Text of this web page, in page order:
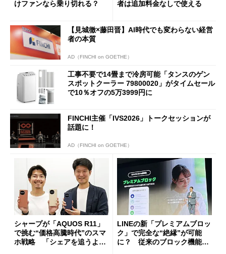
けファンなら乗り切れる？ 者は追加料金なしで使える
【見城徹×藤田晋】AI時代でも変わらない経営
者の本質
AD（FINCHI on GOETHE）
工事不要で14畳まで冷房可能「タンスのゲン
スポットクーラー 79800020」がタイムセール
で10％オフの5万3999円に
FINCHI主催「IVS2026」トークセッションが
話題に！
AD（FINCHI on GOETHE）
シャープが「AQUOS R11」
で挑む“価格高騰時代”のスマ
ホ戦略 「シェアを追うより
LINEの新「プレミアムブロッ
ク」で完全な“絶縁”が可能
に？ 従来のブロック機能と